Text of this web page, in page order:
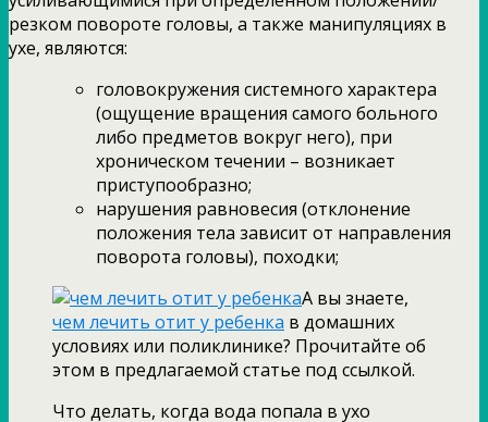
резком повороте головы, а также манипуляциях в
ухе, являются:
головокружения системного характера
(ощущение вращения самого больного
либо предметов вокруг него), при
хроническом течении – возникает
приступообразно;
нарушения равновесия (отклонение
положения тела зависит от направления
поворота головы), походки;
А вы знаете,
чем лечить отит у ребенка в домашних
условиях или поликлинике? Прочитайте об
этом в предлагаемой статье под ссылкой.
Что делать, когда вода попала в ухо